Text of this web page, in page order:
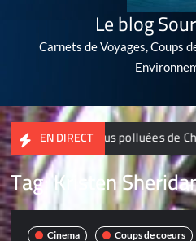
Le blog
Carnets de Voyages, Coups
EN DIRECT
10 villes les plus polluées de Chine
Tag:Kristen
Cinema Coups de coeurs